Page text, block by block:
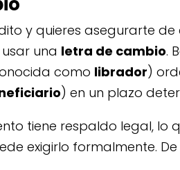
y quieres asegurarte
una letra de cambio.
como librador)
) en un plazo
tiene respaldo legal, lo
exigirlo formalmente.